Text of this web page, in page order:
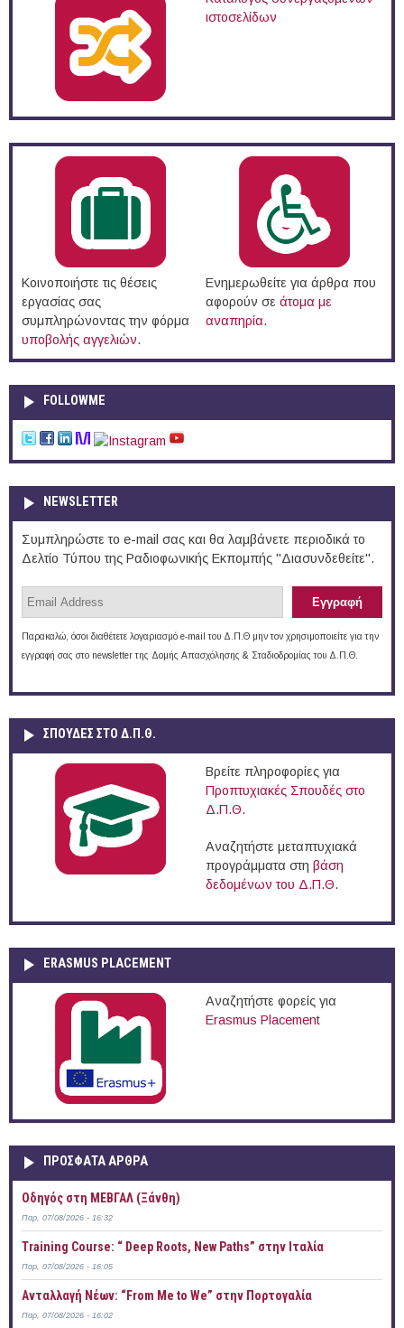
ιστοσελίδων
Κοινοποιήστε τις θέσεις
εργασίας σας
συμπληρώνοντας την φόρμα
υποβολής αγγελιών.
Ενημερωθείτε για άρθρα που
αφορούν σε άτομα με
αναπηρία.
FOLLOWME
NEWSLETTER
Συμπληρώστε το e-mail σας και θα λαμβάνετε περιοδικά το
Δελτίο Τύπου της Ραδιοφωνικής Εκπομπής "Διασυνδεθείτε".
Παρακαλώ, όσοι διαθέτετε λογαριασμό e-mail του Δ.Π.Θ μην τον χρησιμοποιείτε για την
εγγραφή σας στο newsletter της Δομής Απασχόλησης & Σταδιοδρομίας του Δ.Π.Θ.
ΣΠΟΥΔΈΣ ΣΤΟ Δ.Π.Θ.
Βρείτε πληροφορίες για
Προπτυχιακές Σπουδές στο
Δ.Π.Θ.
Αναζητήστε μεταπτυχιακά
προγράμματα στη βάση
δεδομένων του Δ.Π.Θ.
ERASMUS PLACEMENT
Αναζητήστε φορείς για
Erasmus Placement
ΠΡOΣΦΑΤΑ AΡΘΡΑ
Οδηγός στη ΜΕΒΓΑΛ (Ξάνθη)
Παρ, 07/08/2026 - 16:32
Training Course: “ Deep Roots, New Paths” στην Ιταλία
Παρ, 07/08/2026 - 16:05
Ανταλλαγή Νέων: “From Me to We” στην Πορτογαλία
Παρ, 07/08/2026 - 16:02